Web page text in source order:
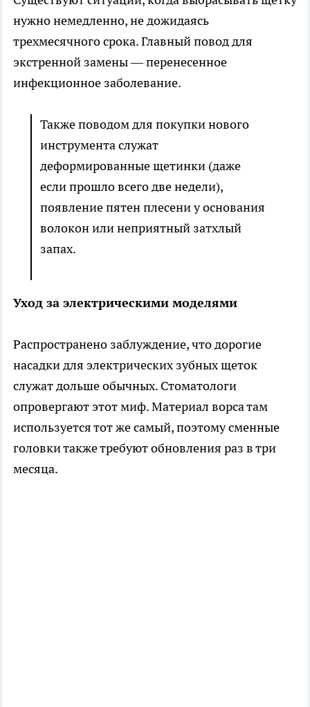
нужно немедленно, не дожидаясь
трехмесячного срока. Главный повод для
экстренной замены — перенесенное
инфекционное заболевание.
Также поводом для покупки нового
инструмента служат
деформированные щетинки (даже
если прошло всего две недели),
появление пятен плесени у основания
волокон или неприятный затхлый
запах.
Уход за электрическими моделями
Распространено заблуждение, что дорогие
насадки для электрических зубных щеток
служат дольше обычных. Стоматологи
опровергают этот миф. Материал ворса там
используется тот же самый, поэтому сменные
головки также требуют обновления раз в три
месяца.